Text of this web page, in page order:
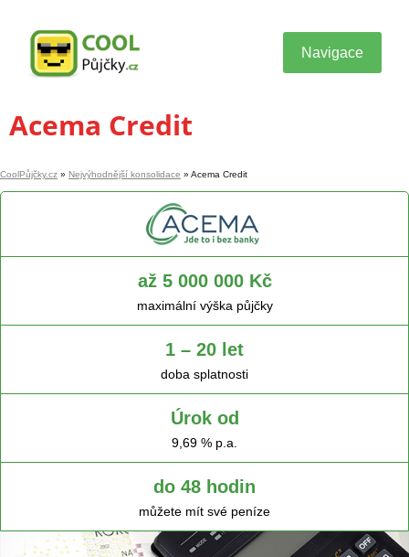
Navigace
Acema Credit
CoolPůjčky.cz » Nejvýhodnější konsolidace » Acema Credit
až 5 000 000 Kč
maximální výška půjčky
1 – 20 let
doba splatnosti
Úrok od
9,69 % p.a.
do 48 hodin
můžete mít své peníze